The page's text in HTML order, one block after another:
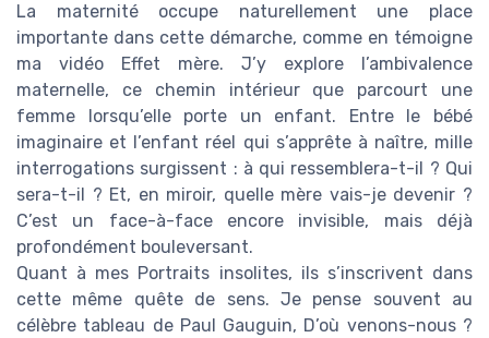
La maternité occupe naturellement une place
importante dans cette démarche, comme en témoigne
ma vidéo Effet mère. J’y explore l’ambivalence
maternelle, ce chemin intérieur que parcourt une
femme lorsqu’elle porte un enfant. Entre le bébé
imaginaire et l’enfant réel qui s’apprête à naître, mille
interrogations surgissent : à qui ressemblera-t-il ? Qui
sera-t-il ? Et, en miroir, quelle mère vais-je devenir ?
C’est un face-à-face encore invisible, mais déjà
profondément bouleversant.
Quant à mes Portraits insolites, ils s’inscrivent dans
cette même quête de sens. Je pense souvent au
célèbre tableau de Paul Gauguin, D’où venons-nous ?